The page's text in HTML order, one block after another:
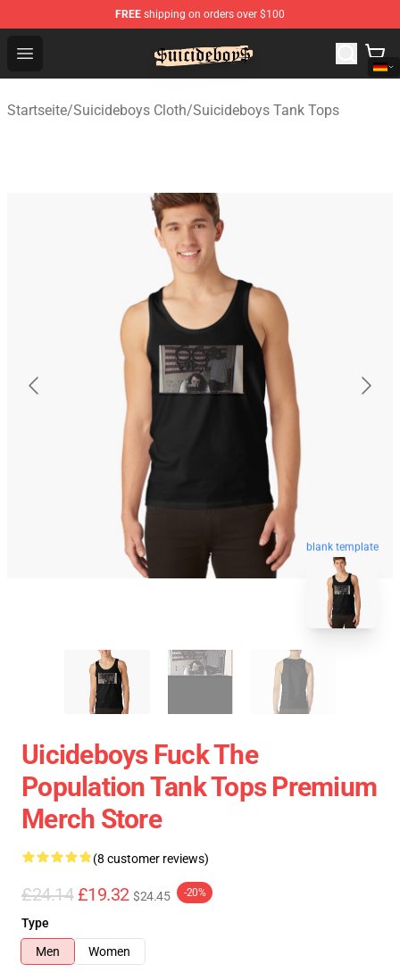
FREE shipping on orders over $100
Open menu
$uicideboy$ Shop - Official $uicideboy$ Merchandise
Startseite/Suicideboys Cloth/Suicideboys Tank Tops
blank template
Uicideboys Fuck The
Population Tank Tops Premium
Merch Store
(8 customer reviews)
£24.14 £19.32 $24.45 -20%
Type
Men
Women